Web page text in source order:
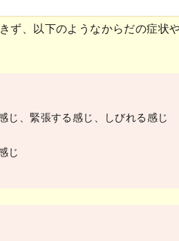
ず、以下のようなからだの症状
じ、緊張する感じ、しびれる感じ
じ